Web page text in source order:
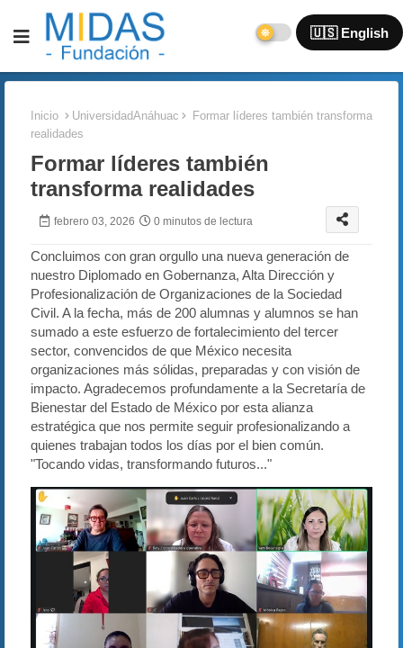
🇺🇸 English
Inicio UniversidadAnáhuac
Formar líderes también transforma
realidades
Formar líderes también
transforma realidades
febrero 03, 2026 0 minutos de lectura
Concluimos con gran orgullo una nueva generación de
nuestro Diplomado en Gobernanza, Alta Dirección y
Profesionalización de Organizaciones de la Sociedad
Civil. A la fecha, más de 200 alumnas y alumnos se han
sumado a este esfuerzo de fortalecimiento del tercer
sector, convencidos de que México necesita
organizaciones más sólidas, preparadas y con visión de
impacto. Agradecemos profundamente a la Secretaría de
Bienestar del Estado de México por esta alianza
estratégica que nos permite seguir profesionalizando a
quienes trabajan todos los días por el bien común.
"Tocando vidas, transformando futuros..."